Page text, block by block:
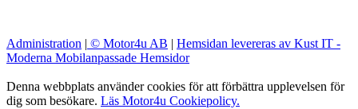
Administration | © Motor4u AB | Hemsidan levereras av Kust IT -
Moderna Mobilanpassade Hemsidor
Denna webbplats använder cookies för att förbättra upplevelsen för
dig som besökare. Läs Motor4u Cookiepolicy.